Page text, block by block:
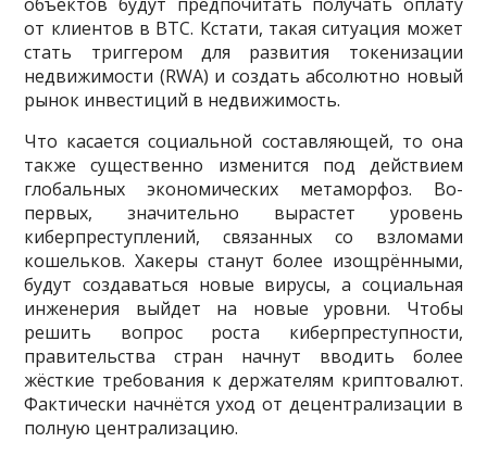
от клиентов в ВТС. Кстати, такая ситуация может
стать триггером для развития токенизации
недвижимости (RWA) и создать абсолютно новый
рынок инвестиций в недвижимость.
Что касается социальной составляющей, то она
также существенно изменится под действием
глобальных экономических метаморфоз. Во-
первых, значительно вырастет уровень
киберпреступлений, связанных со взломами
кошельков. Хакеры станут более изощрёнными,
будут создаваться новые вирусы, а социальная
инженерия выйдет на новые уровни. Чтобы
решить вопрос роста киберпреступности,
правительства стран начнут вводить более
жёсткие требования к держателям криптовалют.
Фактически начнётся уход от децентрализации в
полную централизацию.